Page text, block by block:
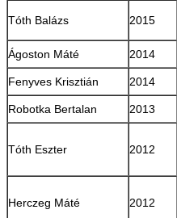
Tóth Balázs 2015
Ágoston Máté 2014
Fenyves Krisztián
2014
Robotka Bertalan
2013
Tóth Eszter 2012
Herczeg Máté 2012